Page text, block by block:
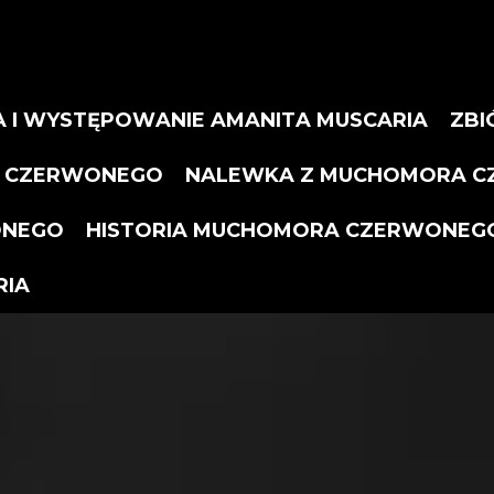
I WYSTĘPOWANIE AMANITA MUSCARIA ZBI
CZERWONEGO NALEWKA Z MUCHOMORA C
NEGO HISTORIA MUCHOMORA CZERWONEG
IA